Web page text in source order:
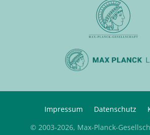
Impressum Datenschutz
© 2003-2026, Max-Planck-